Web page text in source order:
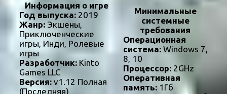
Информация о игре
Год выпуска: 2019
Жанр: Экшены,
Приключенческие
игры, Инди, Ролевые
игры
Разработчик: Kinto
Games LLC
Версия: v1.12 Полная
(Последняя)
Минимальные
системные
требования
Операционная
система:Windows 7,
8, 10
Процессор:2GHz
Оперативная
память:1Гб